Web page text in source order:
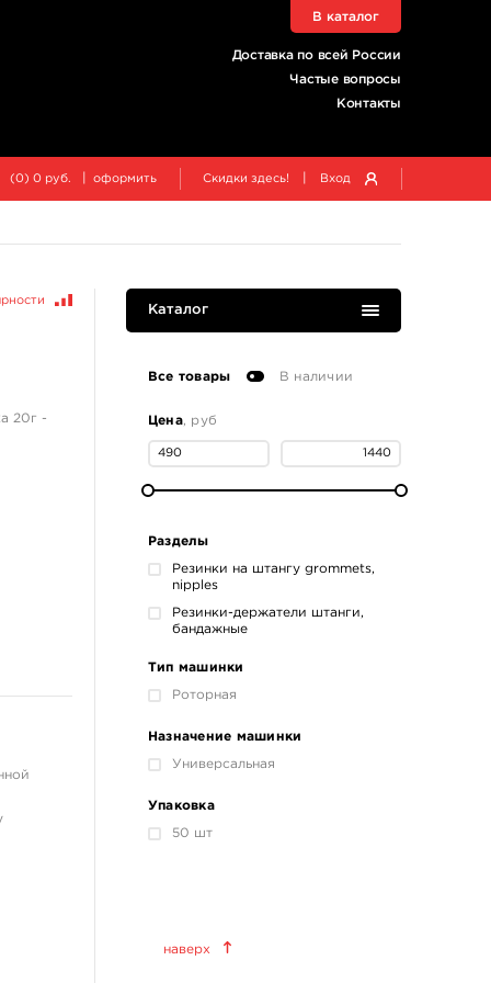
Доставка по всей России
Частые вопросы
Контакты
В каталог
(0) 0 руб. оформить Скидки здесь! Вход
20г -
Каталог
Все товары В наличии
Цена, руб
Разделы
Резинки на штангу grommets,
nipples
Резинки-держатели штанги,
бандажные
Тип машинки
Роторная
Назначение машинки
Универсальная
Упаковка
50 шт
World Famous Tattoo Ink
наверх